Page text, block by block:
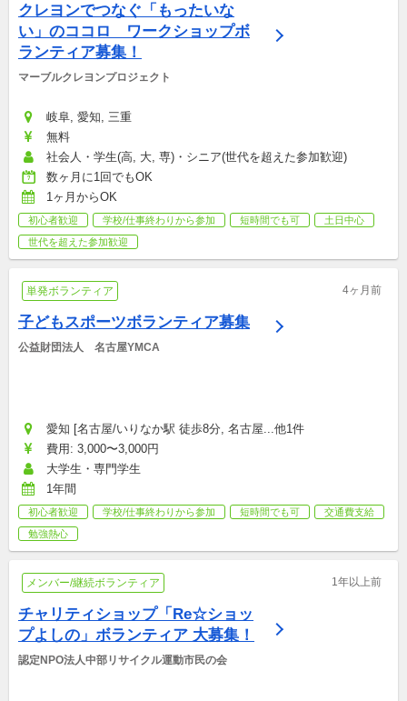
クレヨンでつなぐ「もったいな
い」のココロ　ワークショップボ
ランティア募集！
マーブルクレヨンプロジェクト
岐阜, 愛知, 三重
無料
社会人・学生(高, 大, 専)・シニア(世代を超えた参加歓迎)
数ヶ月に1回でもOK
1ヶ月からOK
初心者歓迎 学校/仕事終わりから参加 短時間でも可
土日中心
世代を超えた参加歓迎
単発ボランティア 4ヶ月前
子どもスポーツボランティア募集
公益財団法人　名古屋YMCA
愛知 [名古屋/いりなか駅 徒歩8分, 名古屋...他1件
費用: 3,000〜3,000円
大学生・専門学生
1年間
初心者歓迎 学校/仕事終わりから参加 短時間でも可
交通費支給
勉強熱心
メンバー/継続ボランティア 1年以上前
チャリティショップ「Re☆ショッ
プよしの」ボランティア 大募集！
認定NPO法人中部リサイクル運動市民の会